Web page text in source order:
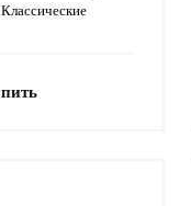
Классические